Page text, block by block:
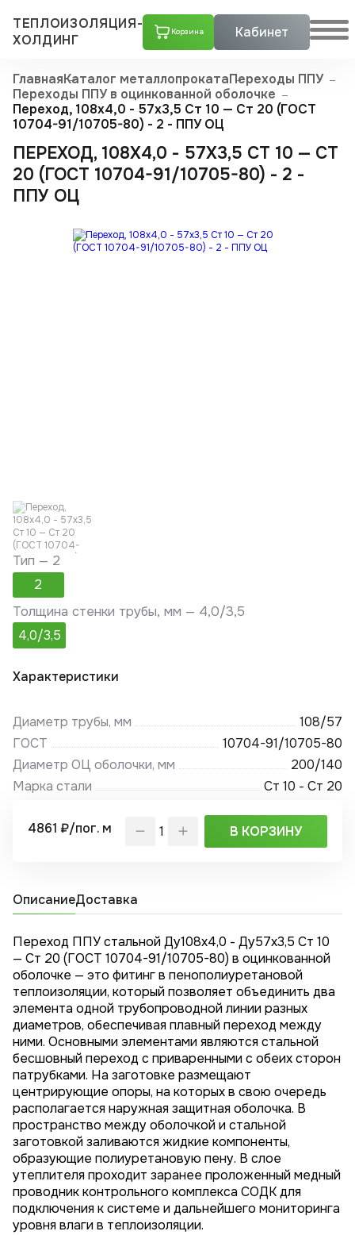
ТЕПЛОИЗОЛЯЦИЯ-
ХОЛДИНГ
Корзина Кабинет
ГлавнаяКаталог металлопрокатаПереходы ППУ
Переходы ППУ в оцинкованной оболочке
Переход, 108х4,0 - 57x3,5 Ст 10 — Ст 20 (ГОСТ
10704-91/10705-80) - 2 - ППУ ОЦ
ПЕРЕХОД, 108Х4,0 - 57X3,5 СТ 10 — СТ
20 (ГОСТ 10704-91/10705-80) - 2 -
ППУ ОЦ
Тип — 2
2
Толщина стенки трубы, мм — 4,0/3,5
4,0/3,5
Характеристики
Диаметр трубы, мм
108/57
ГОСТ
10704-91/10705-80
Диаметр ОЦ оболочки, мм
200/140
Марка стали
Ст 10 - Ст 20
4861 ₽/пог. м В КОРЗИНУ
ОписаниеДоставка
Переход ППУ стальной Ду108х4,0 - Ду57x3,5 Ст 10
— Ст 20 (ГОСТ 10704-91/10705-80) в оцинкованной
оболочке — это фитинг в пенополиуретановой
теплоизоляции, который позволяет объединить два
элемента одной трубопроводной линии разных
диаметров, обеспечивая плавный переход между
ними. Основными элементами являются стальной
бесшовный переход с приваренными с обеих сторон
патрубками. На заготовке размещают
центрирующие опоры, на которых в свою очередь
располагается наружная защитная оболочка. В
пространство между оболочкой и стальной
заготовкой заливаются жидкие компоненты,
образующие полиуретановую пену. В слое
утеплителя проходит заранее проложенный медный
проводник контрольного комплекса СОДК для
подключения к системе и дальнейшего мониторинга
уровня влаги в теплоизоляции.